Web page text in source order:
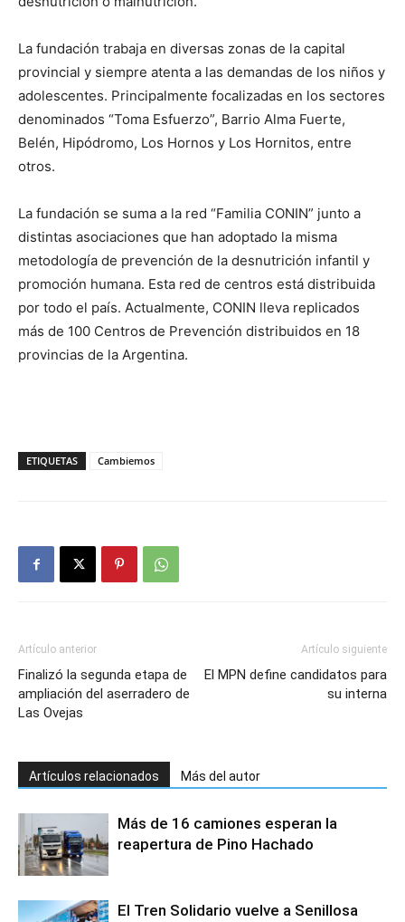
La fundación trabaja en diversas zonas de la capital
provincial y siempre atenta a las demandas de los niños y
adolescentes. Principalmente focalizadas en los sectores
denominados “Toma Esfuerzo”, Barrio Alma Fuerte,
Belén, Hipódromo, Los Hornos y Los Hornitos, entre
otros.
La fundación se suma a la red “Familia CONIN” junto a
distintas asociaciones que han adoptado la misma
metodología de prevención de la desnutrición infantil y
promoción humana. Esta red de centros está distribuida
por todo el país. Actualmente, CONIN lleva replicados
más de 100 Centros de Prevención distribuidos en 18
provincias de la Argentina.
ETIQUETAS Cambiemos
Artículo anterior
Finalizó la segunda etapa de
ampliación del aserradero de
Las Ovejas
Artículo siguiente
El MPN define candidatos para
su interna
Artículos relacionados Más del autor
Más de 16 camiones esperan la
reapertura de Pino Hachado
El Tren Solidario vuelve a Senillosa